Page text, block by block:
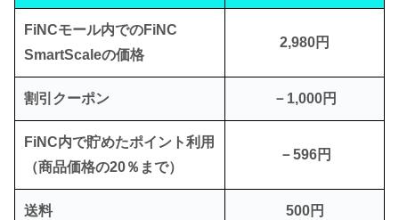
FiNCモール内でのFiNC
SmartScaleの価格
2,980円
割引クーポン －1,000円
FiNC内で貯めたポイント利用
（商品価格の20％まで）
－596円
送料 500円